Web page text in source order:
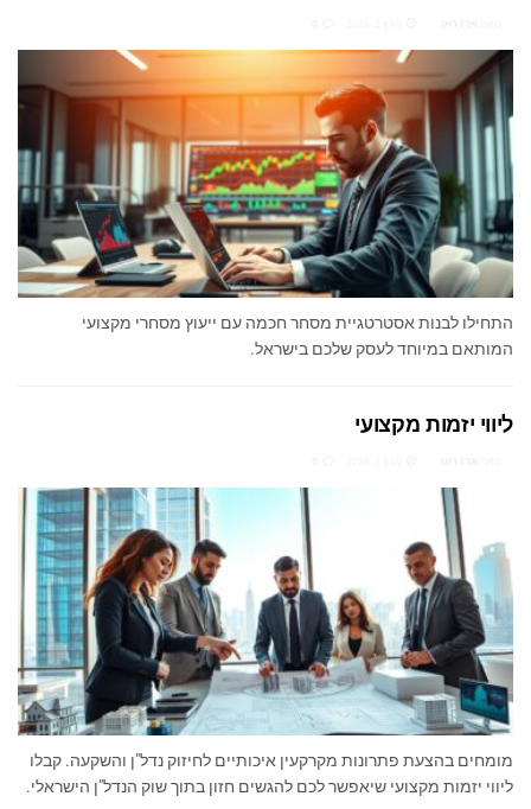
התחילו לבנות אסטרטגיית מסחר חכמה עם ייעוץ מסחרי מקצועי
המותאם במיוחד לעסק שלכם בישראל.
ליווי יזמות מקצועי
מומחים בהצעת פתרונות מקרקעין איכותיים לחיזוק נדל"ן והשקעה. קבלו
ליווי יזמות מקצועי שיאפשר לכם להגשים חזון בתוך שוק הנדל"ן הישראלי.